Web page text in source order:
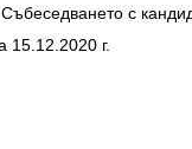
с
15.12.2020 г.